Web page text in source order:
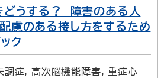
どうする？ 障害のある人
配慮のある接し方をするため
ク
調症, 高次脳機能障害, 重症心